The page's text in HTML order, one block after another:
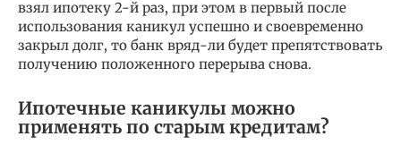
взял ипотеку 2-й раз, при этом в первый после
использования каникул успешно и своевременно
закрыл долг, то банк вряд-ли будет препятствовать
получению положенного перерыва снова.
Ипотечные каникулы можно
применять по старым кредитам?